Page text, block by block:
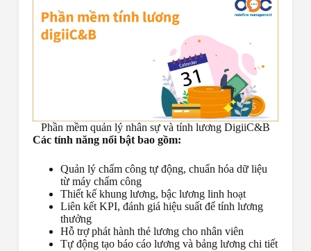
Phần mềm quản lý nhân sự và tính lương DigiiC&B
Các tính năng nổi bật bao gồm:
Quản lý chấm công tự động, chuẩn hóa dữ liệu
từ máy chấm công
Thiết kế khung lương, bậc lương linh hoạt
Liên kết KPI, đánh giá hiệu suất để tính lương
thưởng
Hỗ trợ phát hành thẻ lương cho nhân viên
Tự động tạo báo cáo lương và bảng lương chi tiết